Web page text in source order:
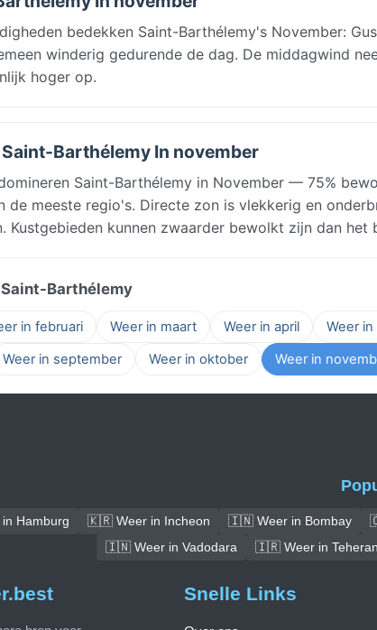
bedekken Saint-Barthélemy's November:
winderig gedurende de dag. De middagwind
hoger op.
Barthélemy In november
Saint-Barthélemy in November — 75%
de meeste regio's. Directe zon is vlekkerig en
Kustgebieden kunnen zwaarder bewolkt zijn dan het
Barthélemy
in februari Weer in maart Weer in april Weer in
Weer in september Weer in oktober Weer in
Hamburg 🇰🇷 Weer in Incheon 🇮🇳 Weer in Bombay
🇮🇳 Weer in Vadodara
🇮🇷 Weer in Teheran
Snelle Links